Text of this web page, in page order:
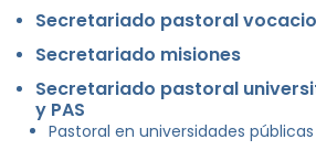
Secretariado pastoral
Secretariado misiones
Secretariado pastoral
y PAS
Pastoral en universidades públicas